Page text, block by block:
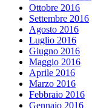
Ottobre 2016
Settembre 2016
Agosto 2016
Luglio 2016
Giugno 2016
Maggio 2016
Aprile 2016
Marzo 2016
Febbraio 2016
Gennaio 2016